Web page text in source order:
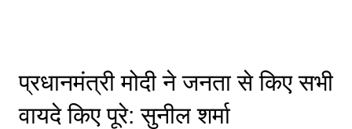
प्रधानमंत्री मोदी ने जनता से किए सभी
वायदे किए पूरे: सुनील शर्मा